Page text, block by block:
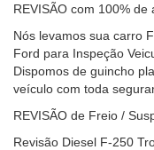
REVISÃO com 100%
Nós levamos sua carro
Ford para Inspeção
Dispomos de guincho
veículo com toda
REVISÃO de Freio /
Revisão Diesel F-250